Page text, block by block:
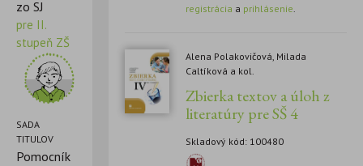
zo SJ
pre II.
stupeň ZŠ
SADA
TITULOV
Pomocník
registrácia a prihlásenie.
Alena Polakovičová, Milada
Caltíková a kol.
Zbierka textov a úloh z
literatúry pre SŠ 4
Skladový kód: 100480